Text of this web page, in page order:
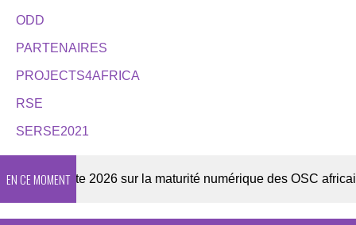
ODD
PARTENAIRES
PROJECTS4AFRICA
RSE
SERSE2021
EN CE MOMENT
Enquête 2026 sur la maturité numérique des OSC africaines